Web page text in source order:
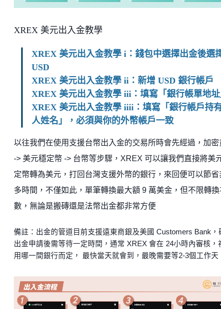
XREX 美元出入金教學
XREX 美元出入金教學 i：錢包中選擇出金後選
USD
XREX 美元出入金教學 ii：新增 USD 銀行帳戶
XREX 美元出入金教學 iii：填寫「銀行帳單地
XREX 美元出入金教學 iiii：填寫「銀行帳戶持
人姓名」，必須與你的外幣帳戶一致
以往我們在使用支援台幣出入金的交易所時會先經過， 加密
-> 美元穩定幣 -> 台幣等步驟， XREX 可以讓我們直接將美
定幣轉為美元，打回台灣支援外幣的銀行，來回便可以節省
多時間，不僅如此，單筆轉換最大額 9 萬美金，但不限轉換
數，無論是搬磚還是法幣出金都非常方便
備註：出金的管道目前支援遠東商銀及美國 Customers Bank，
出金申請後需等待一定時間，通常 XREX 會在 24小時內審核，
用哪一間銀行而定， 最快當天就會到，最晚需要等2-3個工作天